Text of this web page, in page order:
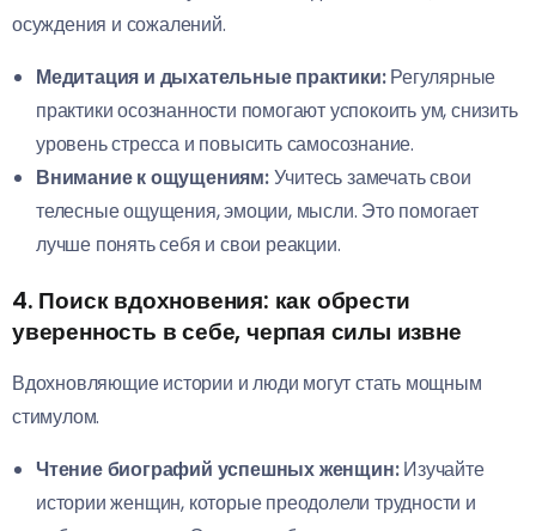
осуждения и сожалений.
Медитация и дыхательные практики:Регулярные
практики осознанности помогают успокоить ум, снизить
уровень стресса и повысить самосознание.
Внимание к ощущениям:Учитесь замечать свои
телесные ощущения, эмоции, мысли. Это помогает
лучше понять себя и свои реакции.
4. Поиск вдохновения: как обрести
уверенность в себе, черпая силы извне
Вдохновляющие истории и люди могут стать мощным
стимулом.
Чтение биографий успешных женщин:Изучайте
истории женщин, которые преодолели трудности и